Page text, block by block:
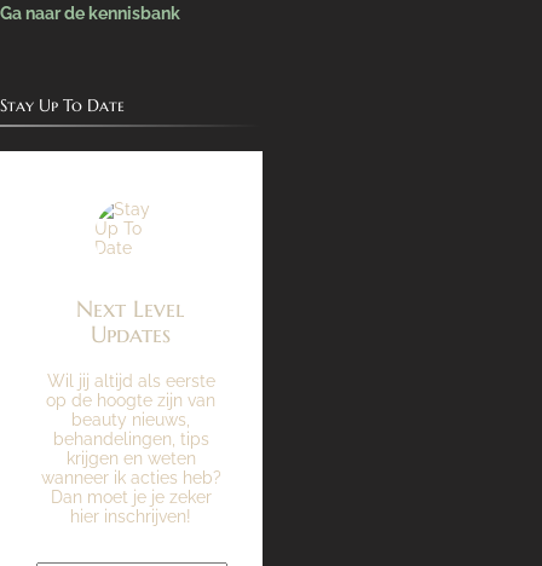
Ga naar de kennisbank
Stay Up To Date
Next Level
Updates
Wil jij altijd als eerste
op de hoogte zijn van
beauty nieuws,
behandelingen, tips
krijgen en weten
wanneer ik acties heb?
Dan moet je je zeker
hier inschrijven!